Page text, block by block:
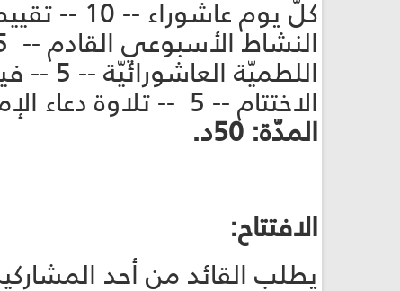
كلّ يوم عاشوراء -- 10 -- تقييم الأنشطة عبر تسجيل صوتي، رسائل نصيّة
النشاط الأسبوعي القادم -- 5 -- تسجيل صوتي، رسالة نصية
اللطميّة العاشورائيّة -- 5 -- فيديو
الاختتام -- 5 -- تلاوة دعاء الإمام الحجّة (عجّل الله فرجه)
المدّة: 50د.
الافتتاح:
يطلب القائد من أحد